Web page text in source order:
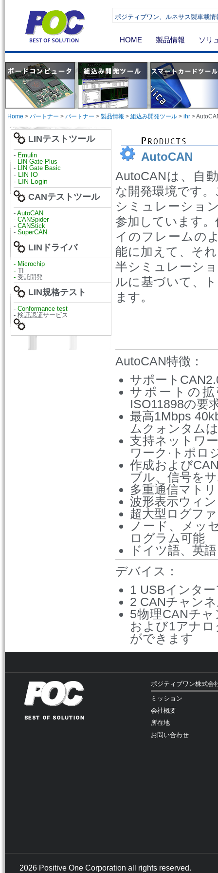
ポジティブワン、ルネサス製車載
HOME 製品情報 ソリ
Home > パートナー > パートナー > 製品情報 > 組込み開発ツール > ihr >
LINテストツール
- Emulin
- LIN Gate Plus
- LIN Gate Basic
- LIN IO
- LIN Login
CANテストツール
- AutoCAN
- CANSpider
- CANStick
- SuperCAN
LINドライバ
- Microchip
- TI
- 受託開発
LIN規格テスト
- Conformance test
- 検証認証サービス
AutoCAN
AutoCANは、自
な開発環境です
シミュレーショ
参加しています
イのフレームの
能に加えて、そ
半シミュレーシ
ルに基づいて、
ます。
AutoCAN特徴：
サポート
サポートの
ISO11898の要
最高1Mbps
ムクォンタム
支持ネットワ
ワーク·トポロ
作成および
ブル、信号を
多重通信マト
波形表示ウィ
超大型ログフ
ノード、メッ
ログラム可能
ドイツ語、英
デバイス：
1 USBインタ
2 CANチャン
5物理CANチ
および1アナ
ができます
ポジティブワン株式会
ミッション
会社概要
所在地
お問い合わせ
2026 Positive One Corporation all rights reserved.